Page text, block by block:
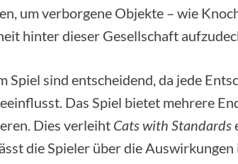
um verborgene Objekte – wie
hinter dieser Gesellschaft
Spiel sind entscheidend, da jede
Das Spiel bietet mehrere
Dies verleiht Cats with Standards
die Spieler über die